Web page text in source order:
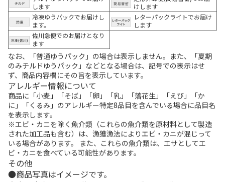
します
けします
冷凍ゆうパックでお届けし
ます。
レターパックライトでお届け
します
佐川急便でのお届けとなり
ます
なお、「普通ゆうパック」の場合は表示しません。また、「夏期
のみチルドゆうパック」などとなる場合は、記号での表示はせ
ず、商品内容欄にその旨を表示しています。
アレルギー情報について
商品に「小麦」「そば」「卵」「乳」「落花生」「えび」「か
に」「くるみ」のアレルギー特定8品目を含んでいる場合に品目名
を表示します。
※エビ・カニを除く魚介類（これらの魚介類を原材料として製造
された加工品も含む）は、漁獲漁法によりエビ・カニが混じって
いる場合があります。 また、これらの魚介類は、エサとしてエ
ビ・カニを食べている可能性があります。
その他
商品写真はイメージです。